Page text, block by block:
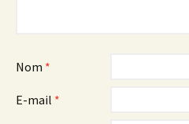
Nom *
E-mail *